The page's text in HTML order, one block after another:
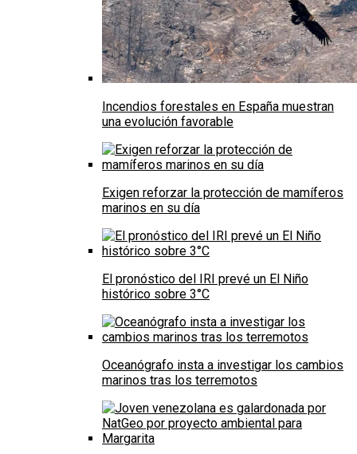
Incendios forestales en España muestran
una evolución favorable
Exigen reforzar la protección de mamíferos
marinos en su día
El pronóstico del IRI prevé un El Niño
histórico sobre 3°C
Oceanógrafo insta a investigar los cambios
marinos tras los terremotos